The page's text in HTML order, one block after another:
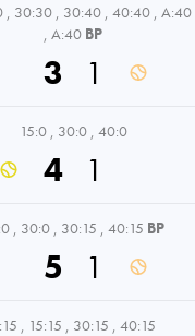
, 30:30 , 30:40 , 40:40 , A:40
, A:40 BP
3 1
15:0 , 30:0 , 40:0
4 1
, 30:0 , 30:15 , 40:15 BP
5 1
, 15:15 , 30:15 , 40:15